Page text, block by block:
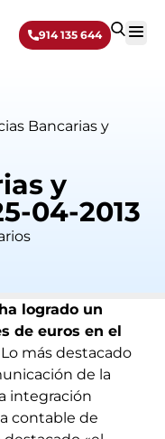
914 135 644
Bancarias y
y
04-2013
logrado un
de euros en el
más destacado
de la
integración
contable de